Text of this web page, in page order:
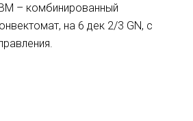
– комбинированный
на 6 дек 2/3 GN, с